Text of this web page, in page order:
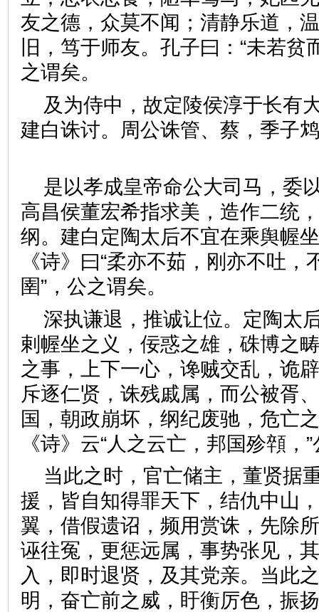
友之德，众莫不闻；清静乐道，
旧，笃于师友。孔子曰：“未若贫
之谓矣。
及为侍中，故定陵侯淳于长有
建白诛讨。周公诛管、蔡，季子
是以孝成皇帝命公大司马，委
高昌侯董宏希指求美，造作二统
纲。建白定陶太后不宜在乘舆幄
《诗》曰“柔亦不茹，刚亦不吐，
圉”，公之谓矣。
深执谦退，推诚让位。定陶太
剌幄坐之义，佞惑之雄，硃博之
之事，上下一心，谗贼交乱，诡
斥逐仁贤，诛残戚属，而公被胥
国，朝政崩坏，纲纪废驰，危亡
《诗》云“人之云亡，邦国殄
当此之时，官亡储主，董贤据
援，皆自知得罪天下，结仇中山
翼，借假遗诏，频用赏诛，先除
诬往冤，更惩远属，事势张见，
入，即时退贤，及其党亲。当此
明，奋亡前之威，盱衡厉色，振